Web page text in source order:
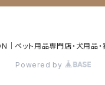
ペット用品専門店・犬用品・
Powered by